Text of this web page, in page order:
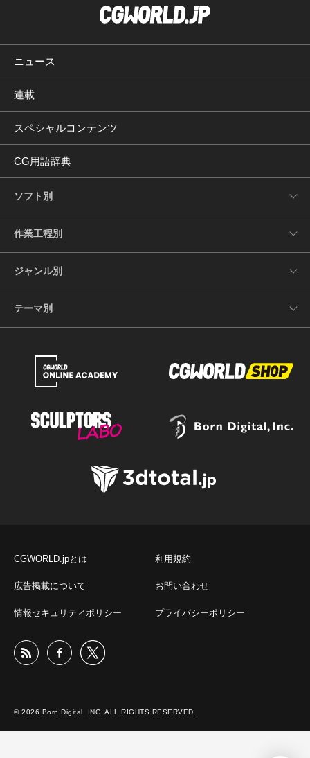
ニュース
連載
スペシャルコンテンツ
CG用語辞典
ソフト別
作業工程別
ジャンル別
テーマ別
CGWORLD.jpとは 利用規約
広告掲載について お問い合わせ
情報セキュリティポリシー プライバシーポリシー
© 2026 Born Digital, INC. ALL RIGHTS RESERVED.